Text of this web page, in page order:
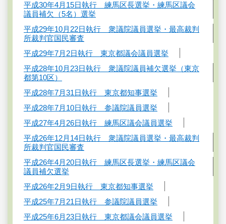
平成30年4月15日執行 練馬区長選挙・練馬区議会
議員補欠（5名）選挙
平成29年10月22日執行 衆議院議員選挙・最高裁判
所裁判官国民審査
平成29年7月2日執行 東京都議会議員選挙
平成28年10月23日執行 衆議院議員補欠選挙（東京
都第10区）
平成28年7月31日執行 東京都知事選挙
平成28年7月10日執行 参議院議員選挙
平成27年4月26日執行 練馬区議会議員選挙
平成26年12月14日執行 衆議院議員選挙・最高裁判
所裁判官国民審査
平成26年4月20日執行 練馬区長選挙・練馬区議会
議員補欠選挙
平成26年2月9日執行 東京都知事選挙
平成25年7月21日執行 参議院議員選挙
平成25年6月23日執行 東京都議会議員選挙